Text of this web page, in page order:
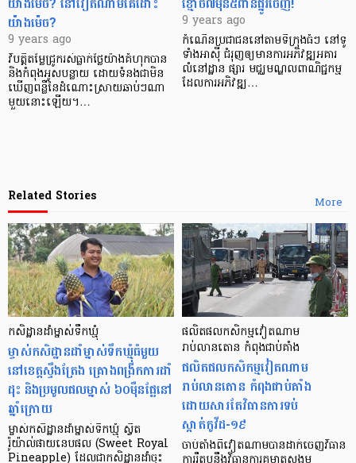
យ៉ាង​ម៉េច?
9 years ago
វិបត្តិ​តម្លៃ​ជ្រូក​រស់​ធ្លាក់​ថ្លៃ​យ៉ាង​គំហុក​​បាន​
និងកំពុង​អូសបន្លាយ​ ដោយ​ទំនង​ជា​មិន​
ឃើញ​ពន្លឺ​នៃ​ដំណោះស្រាយ​ឆាប់ៗ​ណា​
មួយ​នោះឡើយ។…
9 years ago
កំណើន​ប្រជាជន​នៅតាម​ទីក្រុងធំៗ នៅ​ទូ
ទាំង​អាស៊ី ជំរុញ​ឲ្យ​មាន​ការ​អភិវឌ្ឍ​អគារ​
លំនៅ​ដ្ឋាន ផ្សារ មជ្ឈមណ្ឌល​ពាណិជ្ជកម្ម​​
ដែល​ការ​អភិវឌ្ឍ​…
More
Related Stories
កសិដ្ឋានដាំម្នាស់ទឹកឃ្មុំ
ម្ចាស់កសិដ្ឋានដាំម្នាស់ទឹកឃ្មុំធំមួយ
នៅខេត្តស្ទឹងត្រែង គ្រោងពង្រីកការដាំ
ដុះ និងប្រមូលផលម្នាស់ ៦០ម៉ឺនផ្លែនៅ
ឆ្នាំក្រោយ
ម្ចាស់កសិដ្ឋានដាំម្នាស់ទឹកឃ្មុំ ស្វីត
រ៉ូយ៉ាល់ផាយនេបផល (Sweet Royal
Pineapple) ដែលជាកសិដ្ឋានដាំចុះ
ផលិតផលកសិកម្មវៀតណាម
រាប់លានតោន កំពុងជាប់គាំង
ផលិតផលកសិកម្មវៀតណាម
រាប់លានតោន កំពុងជាប់គាំង
ដោយសារតែវិធានការទប់
ស្កាត់កូវីដ-១៩
ចាប់តាំងពីវៀតណាមបានដាក់ចេញវិធាន